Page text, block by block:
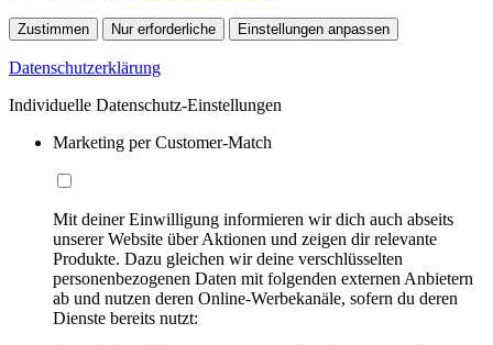
Zustimmen Nur erforderliche Einstellungen anpassen
Datenschutzerklärung
Individuelle Datenschutz-Einstellungen
Marketing per Customer-Match
Mit deiner Einwilligung informieren wir dich auch abseits
unserer Website über Aktionen und zeigen dir relevante
Produkte. Dazu gleichen wir deine verschlüsselten
personenbezogenen Daten mit folgenden externen Anbietern
ab und nutzen deren Online-Werbekanäle, sofern du deren
Dienste bereits nutzt: